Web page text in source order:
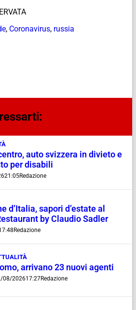
, Coronavirus, russia
auto svizzera in divieto e
per disabili
21:05Redazione
d’Italia, sapori d’estate al
by Claudio Sadler
Redazione
arrivano 23 nuovi agenti
08/202617:27Redazione